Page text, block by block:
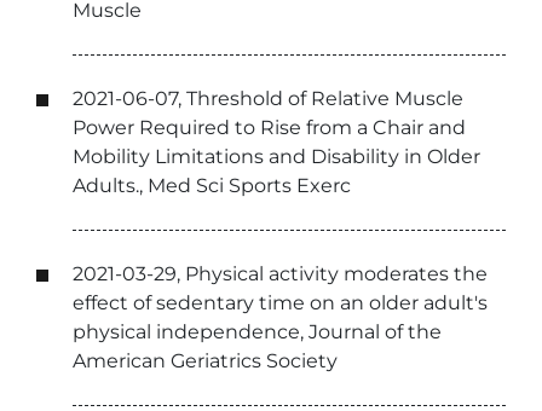
Muscle
2021-06-07, Threshold of Relative Muscle
Power Required to Rise from a Chair and
Mobility Limitations and Disability in Older
Adults., Med Sci Sports Exerc
2021-03-29, Physical activity moderates the
effect of sedentary time on an older adult's
physical independence, Journal of the
American Geriatrics Society